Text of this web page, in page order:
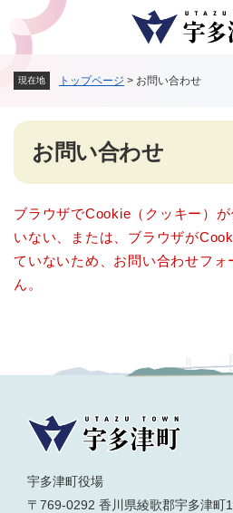
メニューを飛ばし
現在地 トップページ > お問い合わせ
本
お問い合わせ
ブラウザでCookie（クッキー）
いない、または、ブラウザが
ていないため、お問い合わせフ
ん。
宇多津町役場
〒769-0292 香川県綾歌郡宇多津町